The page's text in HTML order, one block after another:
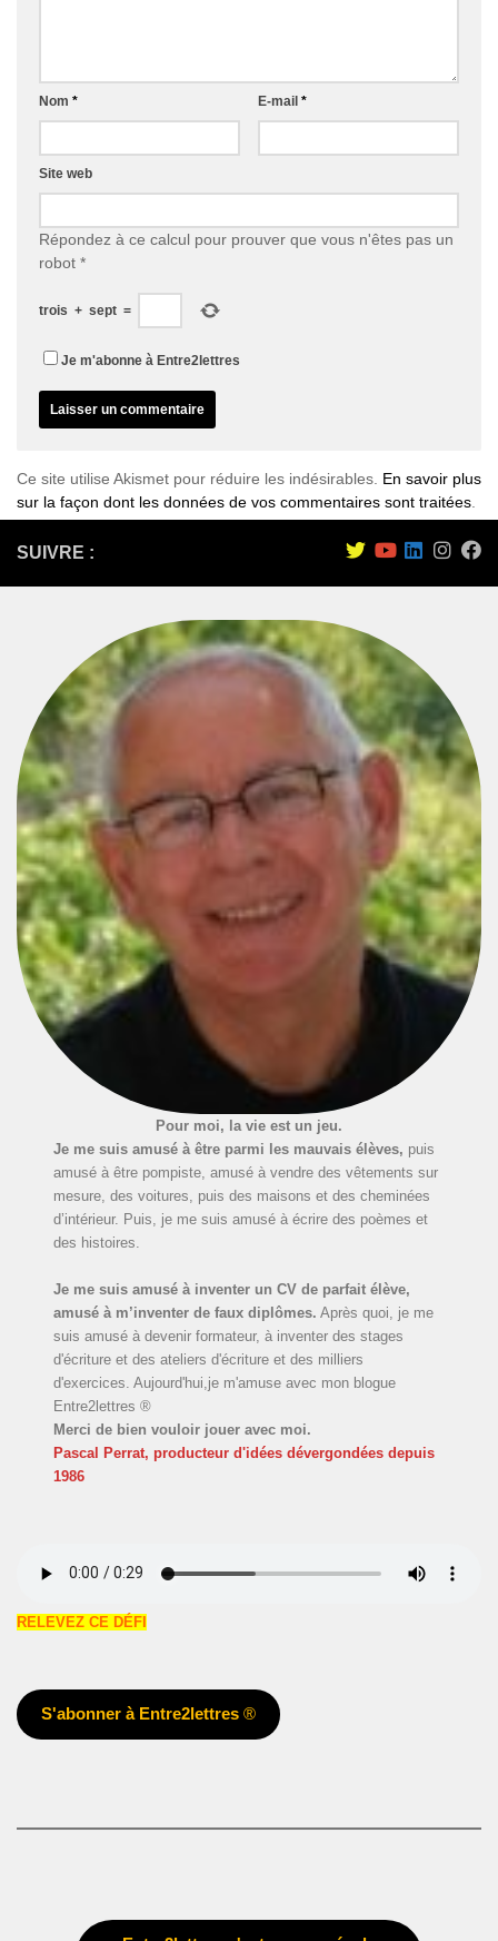
Nom * E-mail *
Site web
Répondez à ce calcul pour prouver que vous n'êtes pas un
robot *
trois + sept =
Je m'abonne à Entre2lettres
Ce site utilise Akismet pour réduire les indésirables. En savoir plus
sur la façon dont les données de vos commentaires sont traitées
SUIVRE :
Pour moi, la vie est un jeu.
Je me suis amusé à être parmi les mauvais élèves, puis
amusé à être pompiste, amusé à vendre des vêtements sur
mesure, des voitures, puis des maisons et des cheminées
d’intérieur. Puis, je me suis amusé à écrire des poèmes et
des histoires.
Je me suis amusé à inventer un CV de parfait élève,
amusé à m’inventer de faux diplômes. Après quoi, je me
suis amusé à devenir formateur, à inventer des stages
d'écriture et des ateliers d'écriture et des milliers
d'exercices. Aujourd'hui,je m'amuse avec mon blogue
Entre2lettres ®
Merci de bien vouloir jouer avec moi.
Pascal Perrat, producteur d'idées dévergondées depuis
1986
RELEVEZ CE DÉFI
S'abonner à Entre2lettres®